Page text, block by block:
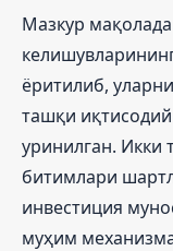
Мазкур
ёритилиб,
ташқи
уринилган. Икки
битимлари
инвестиция
муҳим